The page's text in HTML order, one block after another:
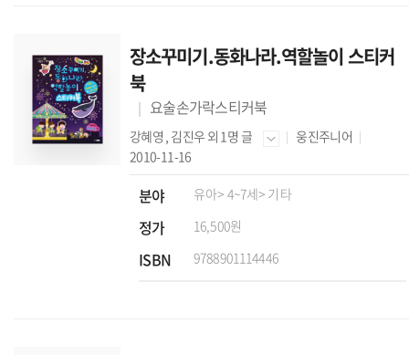
장소꾸미기.동화나라.역할놀이 스티커
북
요술손가락스티커북
강혜영 , 김진우 외 1명 글
웅진주니어
2010-11-16
분야 유아> 4~7세> 기타
정가 16,500원
ISBN 9788901114446